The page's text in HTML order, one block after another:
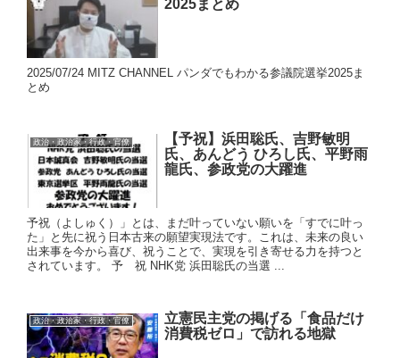
2025まとめ
2025/07/24 MITZ CHANNEL パンダでもわかる参議院選挙2025ま
とめ
政治・政治家・行政・官僚
【予祝】浜田聡氏、吉野敏明
氏、あんどう ひろし氏、平野雨
龍氏、参政党の大躍進
予祝（よしゅく）」とは、まだ叶っていない願いを「すでに叶っ
た」と先に祝う日本古来の願望実現法です。これは、未来の良い
出来事を今から喜び、祝うことで、実現を引き寄せる力を持つと
されています。 予 祝 NHK党 浜田聡氏の当選 ...
政治・政治家・行政・官僚
立憲民主党の掲げる「食品だけ
消費税ゼロ」で訪れる地獄